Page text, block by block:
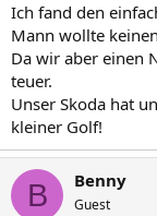
Ich fand den
Mann wollte
Da wir aber einen
teuer.
Unser Skoda hat
kleiner Golf!
B Benny
Guest